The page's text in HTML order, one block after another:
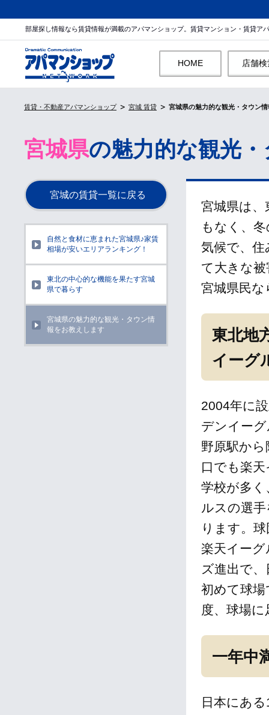
部屋探し情報なら賃貸情報が満載のアパマンショップ。賃貸マンション・賃貸ア
HOME 店舗
賃貸・不動産アパマンショップ 宮城 賃貸 宮城県の魅力的な観光・タウン
宮城県の魅力的な観光
宮城県は、
もなく、
気候で、
て大きな
宮城県民
東北地
イーグ
2004年に
デンイー
野原駅か
口でも楽
学校が多
ルスの選
ります。
楽天イー
ズ進出で
初めて球
度、球場
一年中
日本にあ
宮城の賃貸一覧に戻る
自然と食材に恵まれた宮城県♪家賃
相場が安いエリアランキング！
東北の中心的な機能を果たす宮城
県で暮らす
宮城県の魅力的な観光・タウン情
報をお教えします